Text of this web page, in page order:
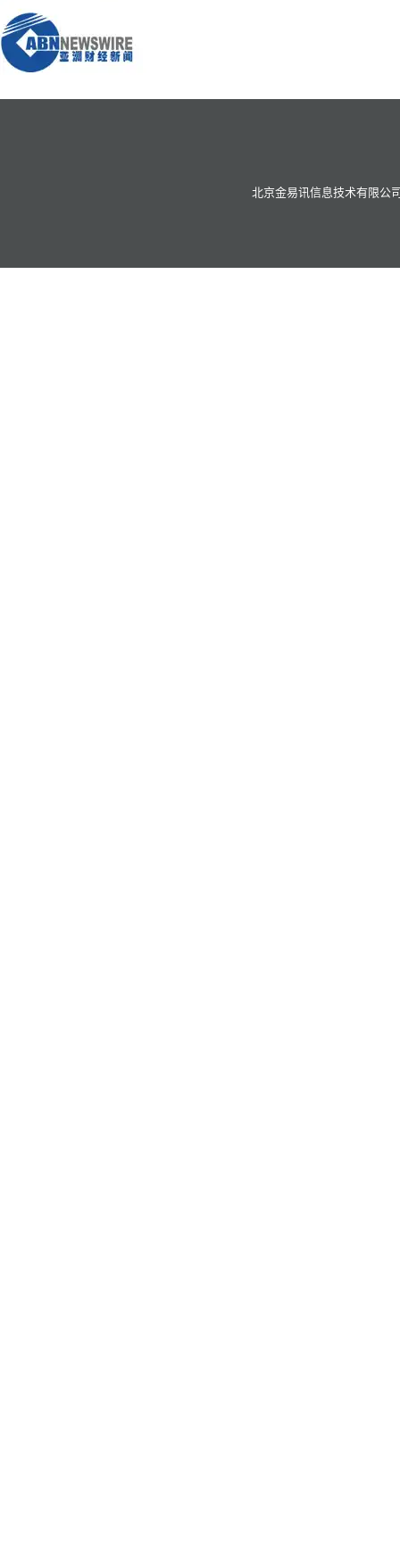
北京金易讯信息技术有限公